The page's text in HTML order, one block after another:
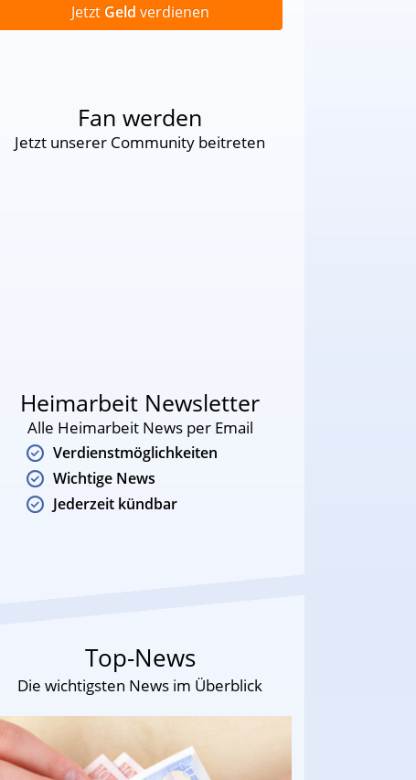
Jetzt Geld verdienen
Fan werden
Jetzt unserer Community beitreten
Heimarbeit Newsletter
Alle Heimarbeit News per Email
Verdienstmöglichkeiten
Wichtige News
Jederzeit kündbar
Top-News
Die wichtigsten News im Überblick